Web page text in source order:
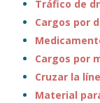
Tráfico de
Cargos por
Cargos por
Cruzar la
Material